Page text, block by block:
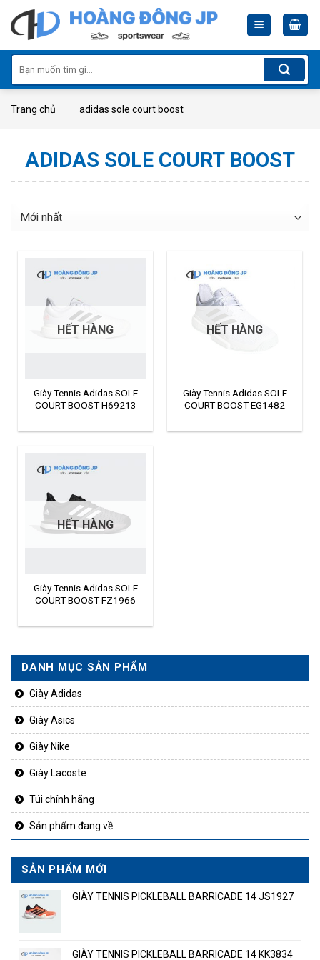
content
kiếm:
Trang chủ adidas sole court boost
ADIDAS SOLE COURT BOOST
HẾT HÀNG
Giày Tennis Adidas SOLE
COURT BOOST H69213
HẾT HÀNG
Giày Tennis Adidas SOLE
COURT BOOST EG1482
HẾT HÀNG
Giày Tennis Adidas SOLE
COURT BOOST FZ1966
DANH MỤC SẢN PHẨM
Giày Adidas
Giày Asics
Giày Nike
Giày Lacoste
Túi chính hãng
Sản phẩm đang về
SẢN PHẨM MỚI
GIÀY TENNIS PICKLEBALL BARRICADE 14 JS1927
GIÀY TENNIS PICKLEBALL BARRICADE 14 KK3834